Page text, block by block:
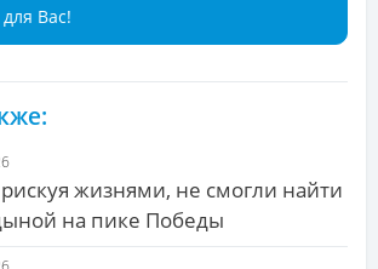
Вас!
жизнями, не смогли найти
на пике Победы